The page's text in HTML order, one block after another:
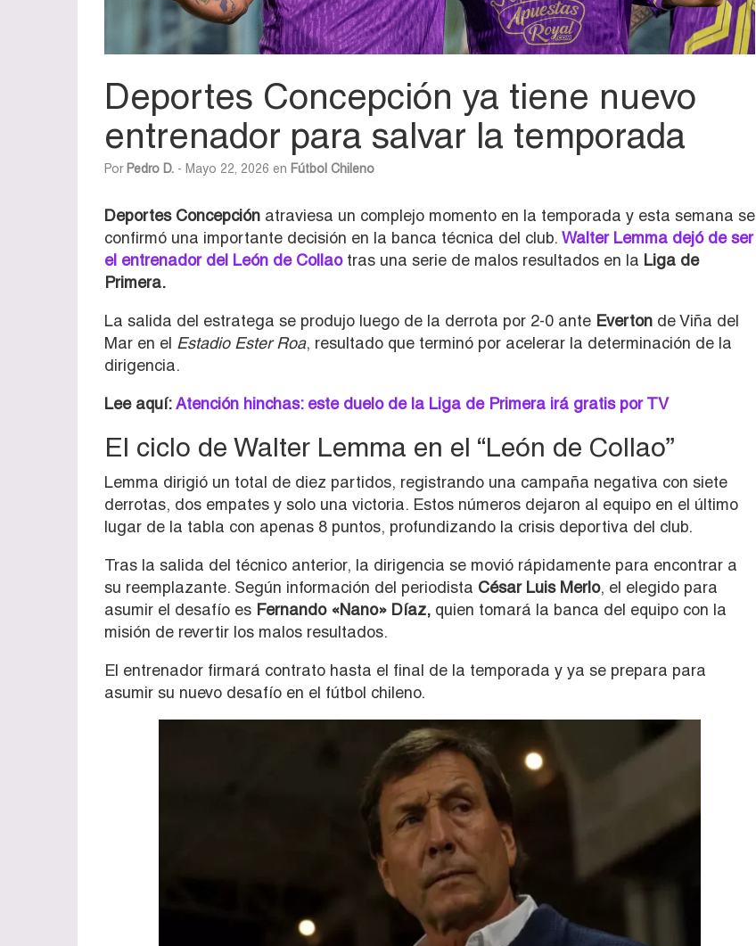
Deportes Concepción ya tiene nuevo
entrenador para salvar la temporada
Por Pedro D. - Mayo 22, 2026 en Fútbol Chileno
Deportes Concepción atraviesa un complejo momento en la temporada y esta semana se
confirmó una importante decisión en la banca técnica del club. Walter Lemma dejó de ser
el entrenador del León de Collao tras una serie de malos resultados en la Liga de
Primera.
La salida del estratega se produjo luego de la derrota por 2-0 ante Everton de Viña del
Mar en el Estadio Ester Roa, resultado que terminó por acelerar la determinación de la
dirigencia.
Lee aquí:Atención hinchas: este duelo de la Liga de Primera irá gratis por TV
El ciclo de Walter Lemma en el “León de Collao”
Lemma dirigió un total de diez partidos, registrando una campaña negativa con siete
derrotas, dos empates y solo una victoria. Estos números dejaron al equipo en el último
lugar de la tabla con apenas 8 puntos, profundizando la crisis deportiva del club.
Tras la salida del técnico anterior, la dirigencia se movió rápidamente para encontrar a
su reemplazante. Según información del periodista César Luis Merlo, el elegido para
asumir el desafío es Fernando «Nano» Díaz, quien tomará la banca del equipo con la
misión de revertir los malos resultados.
El entrenador firmará contrato hasta el final de la temporada y ya se prepara para
asumir su nuevo desafío en el fútbol chileno.